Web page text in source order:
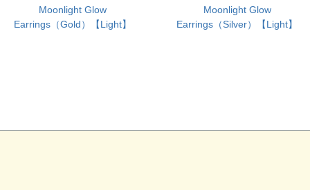
Moonlight Glow
Earrings（Gold）【Light】
Moonlight Glow
Earrings（Silver）【Light】